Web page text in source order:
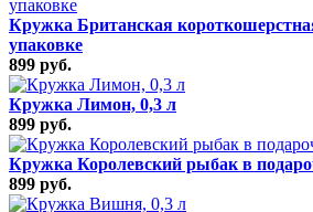
Кружка Британская
упаковке
899 руб.
Кружка Лимон, 0,3 л
899 руб.
Кружка Королевский рыбак в
899 руб.